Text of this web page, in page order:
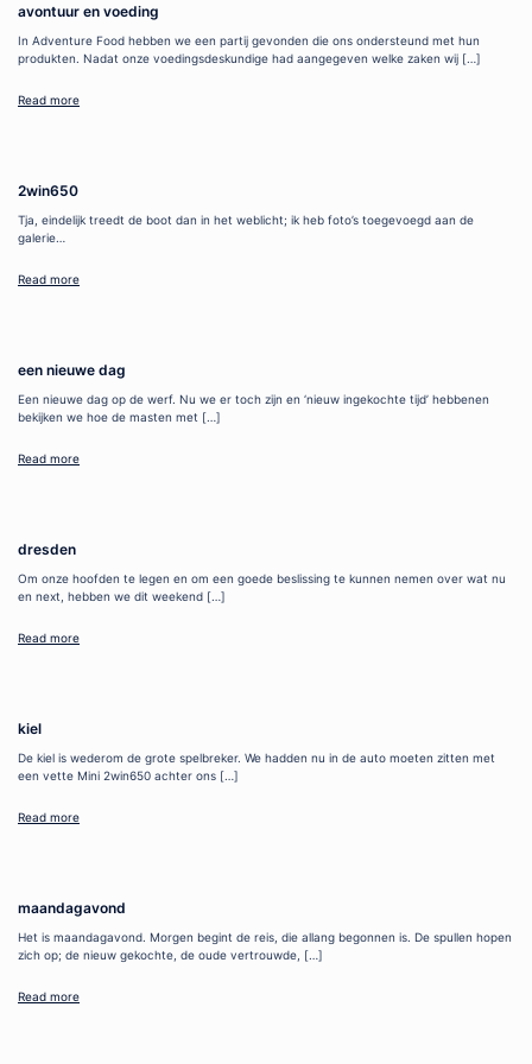
avontuur en voeding
In Adventure Food hebben we een partij gevonden die ons ondersteund met hun
produkten. Nadat onze voedingsdeskundige had aangegeven welke zaken wij […]
Read more
2win650
Tja, eindelijk treedt de boot dan in het weblicht; ik heb foto’s toegevoegd aan de
galerie…
Read more
een nieuwe dag
Een nieuwe dag op de werf. Nu we er toch zijn en ‘nieuw ingekochte tijd’ hebbenen
bekijken we hoe de masten met […]
Read more
dresden
Om onze hoofden te legen en om een goede beslissing te kunnen nemen over wat nu
en next, hebben we dit weekend […]
Read more
kiel
De kiel is wederom de grote spelbreker. We hadden nu in de auto moeten zitten met
een vette Mini 2win650 achter ons […]
Read more
maandagavond
Het is maandagavond. Morgen begint de reis, die allang begonnen is. De spullen hopen
zich op; de nieuw gekochte, de oude vertrouwde, […]
Read more